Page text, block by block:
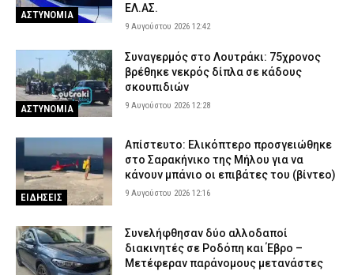
ΑΣΤΥΝΟΜΙΑ
ΕΛ.ΑΣ.
9 Αυγούστου 2026 12:42
ΑΣΤΥΝΟΜΙΑ
Συναγερμός στο Λουτράκι: 75χρονος
βρέθηκε νεκρός δίπλα σε κάδους
σκουπιδιών
9 Αυγούστου 2026 12:28
ΕΙΔΗΣΕΙΣ
Απίστευτο: Ελικόπτερο προσγειώθηκε
στο Σαρακήνικο της Μήλου για να
κάνουν μπάνιο οι επιβάτες του (βίντεο)
9 Αυγούστου 2026 12:16
Συνελήφθησαν δύο αλλοδαποί
διακινητές σε Ροδόπη και Έβρο –
Μετέφεραν παράνομους μετανάστες